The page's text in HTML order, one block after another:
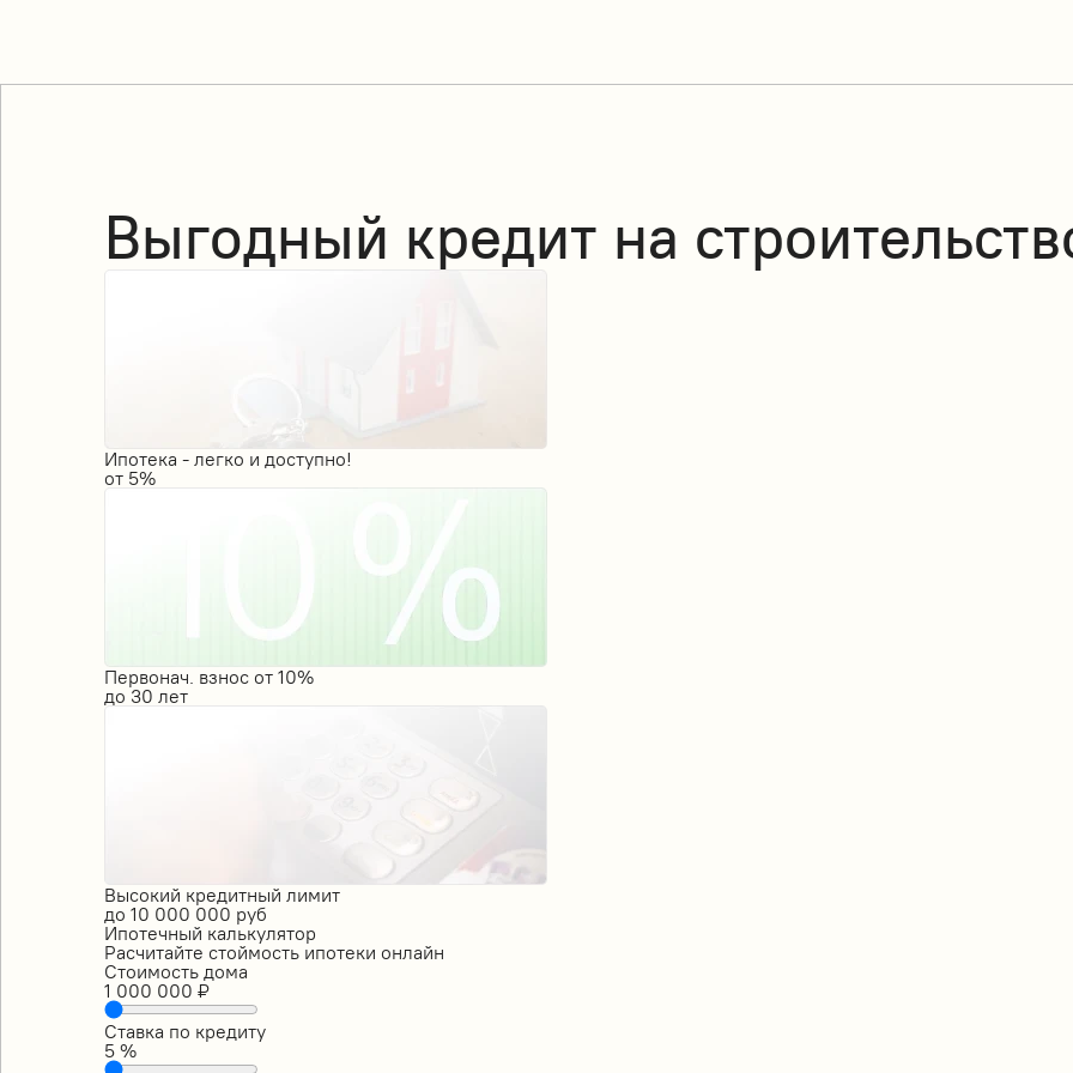
Выгодный кредит на
Ипотека - легко и доступно!
от 5%
Первонач. взнос от 10%
до 30 лет
Высокий кредитный лимит
до 10 000 000 руб
Ипотечный калькулятор
Расчитайте стоймость ипотеки онлайн
Стоимость дома
1 000 000 ₽
Ставка по кредиту
5 %